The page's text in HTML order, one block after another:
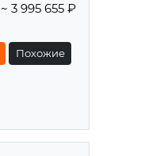
~ 3 995 655 ₽
Похожие